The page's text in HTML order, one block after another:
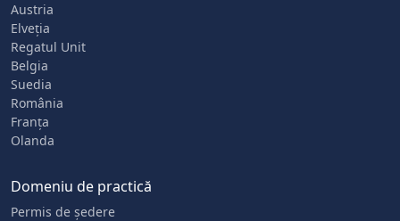
Austria
Elveția
Regatul Unit
Belgia
Suedia
România
Franța
Olanda
Domeniu de practică
Permis de ședere